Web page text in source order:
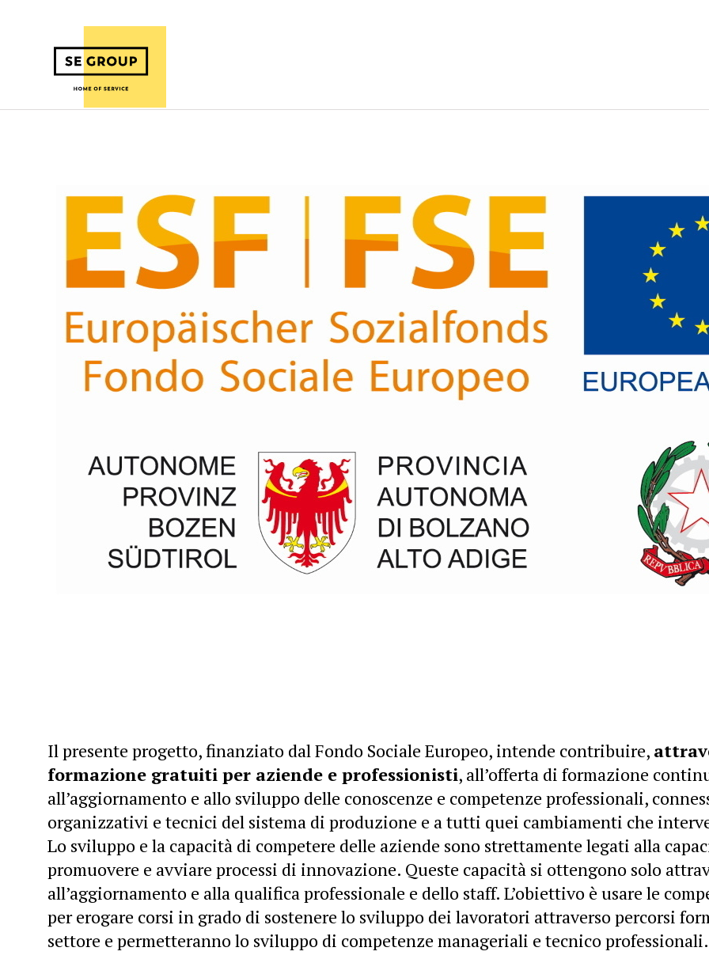
Il presente progetto, finanziato dal Fondo Sociale Europeo, intende contribuire,
formazione gratuiti per aziende e professionisti, all’offerta di formazione
all’aggiornamento e allo sviluppo delle conoscenze e competenze professionali,
organizzativi e tecnici del sistema di produzione e a tutti quei cambiamenti che
Lo sviluppo e la capacità di competere delle aziende sono strettamente legati alla
promuovere e avviare processi di innovazione. Queste capacità si ottengono solo
all’aggiornamento e alla qualifica professionale e dello staff. L’obiettivo è usare le
per erogare corsi in grado di sostenere lo sviluppo dei lavoratori attraverso percorsi
settore e permetteranno lo sviluppo di competenze manageriali e tecnico professionali.